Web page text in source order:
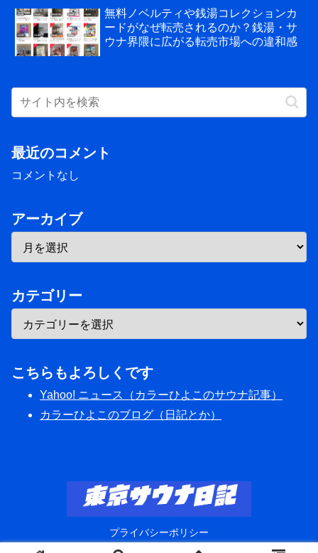
無料ノベルティや銭湯コレクションカ
ードがなぜ転売されるのか？銭湯・サ
ウナ界隈に広がる転売市場への違和感
最近のコメント
コメントなし
アーカイブ
カテゴリー
こちらもよろしくです
Yahoo! ニュース（カラーひよこのサウナ記事）
カラーひよこのブログ（日記とか）
プライバシーポリシー